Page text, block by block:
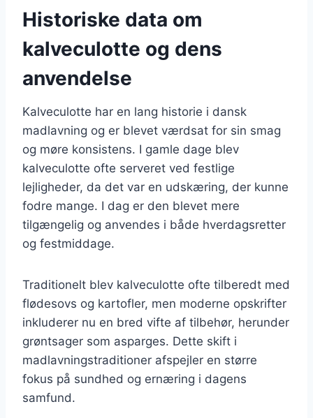
Historiske data om
kalveculotte og dens
anvendelse
Kalveculotte har en lang historie i dansk
madlavning og er blevet værdsat for sin smag
og møre konsistens. I gamle dage blev
kalveculotte ofte serveret ved festlige
lejligheder, da det var en udskæring, der kunne
fodre mange. I dag er den blevet mere
tilgængelig og anvendes i både hverdagsretter
og festmiddage.
Traditionelt blev kalveculotte ofte tilberedt med
flødesovs og kartofler, men moderne opskrifter
inkluderer nu en bred vifte af tilbehør, herunder
grøntsager som asparges. Dette skift i
madlavningstraditioner afspejler en større
fokus på sundhed og ernæring i dagens
samfund.